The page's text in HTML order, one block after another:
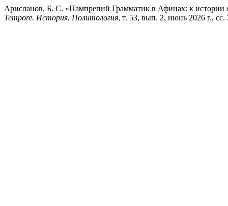
Арисланов, Б. С. «Пампрепий Грамматик в Афинах: к истории
Tempore. История. Политология, т. 53, вып. 2, июнь 2026 г.,